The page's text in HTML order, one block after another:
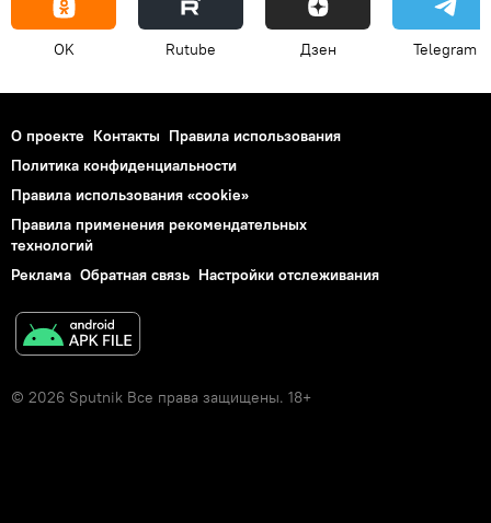
OK Rutube Дзен Telegram
О проекте Контакты Правила использования
Политика конфиденциальности
Правила использования «cookie»
Правила применения рекомендательных
технологий
Реклама Обратная связь Настройки отслеживания
© 2026 Sputnik Все права защищены. 18+